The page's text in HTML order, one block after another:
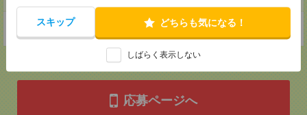
スキップ どちらも気になる！
しばらく表示しない
東京都東京都渋谷区渋谷3-10-13 東急REIT渋谷Rビル B1
応募ページへ